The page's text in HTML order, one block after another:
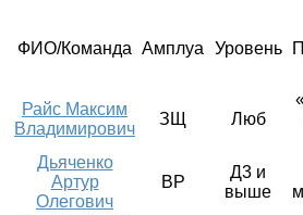
ФИО/Команда Амплуа Уровень
Райс Максим
Владимирович
ЗЩ Люб
Дьяченко
Артур
Олегович
ВР
Д3 и
выше